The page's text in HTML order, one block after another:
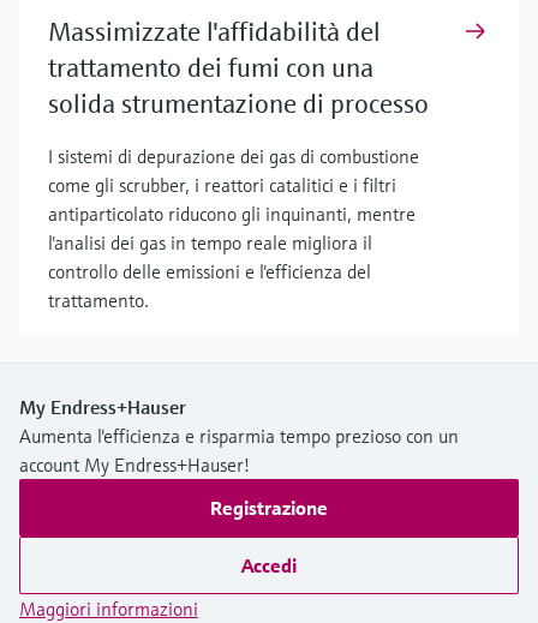
Massimizzate l'affidabilità del
trattamento dei fumi con una
solida strumentazione di processo
I sistemi di depurazione dei gas di combustione
come gli scrubber, i reattori catalitici e i filtri
antiparticolato riducono gli inquinanti, mentre
l'analisi dei gas in tempo reale migliora il
controllo delle emissioni e l'efficienza del
trattamento.
My Endress+Hauser
Aumenta l'efficienza e risparmia tempo prezioso con un
account My Endress+Hauser!
Registrazione
Accedi
Maggiori informazioni